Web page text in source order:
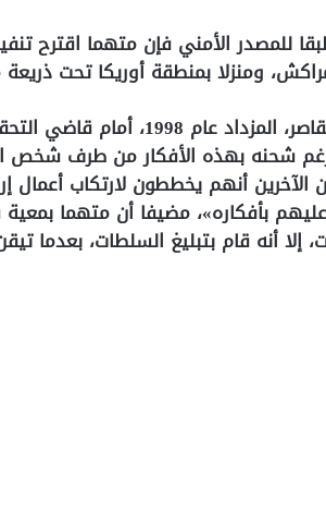
للمصدر الأمني فإن متهما اقترح
ومنزلا بمنطقة أوريكا تحت ذريعة
وأبدى القاصر، المزداد
شحنه بهذه الأفكار من طرف شخص
الآخرين أنهم يخططون لارتكاب أعمال
بأفكاره»، مضيفا أن متهما
إلا أنه قام بتبليغ السلطات، بعدما